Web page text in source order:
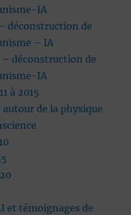
IA
déconstruction de
– IA
– déconstruction de
IA
à 2015
de la physique
et témoignages de